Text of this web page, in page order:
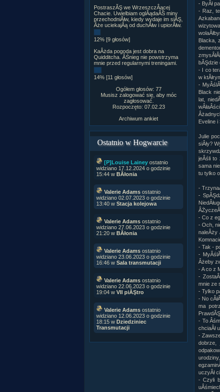
PostraszĂŞ we WrzeszczÂącej
Chacie. Uwielbiam oglÂądaĂŚ miny
przechodniĂłw, kiedy wydaje im siĂŞ,
Âże uciekajÂą od duchĂłw i upiorĂłw.
12% [9 głosów]
KaÂżda pogoda jest dobra na
Quidditcha. ÂŚnieg nie powstrzyma
mnie przed regularnymi treningami.
14% [11 głosów]
Ogółem głosów: 77
Musisz zalogować się, aby móc
zagłosować.
Rozpoczęto: 07.02.23
Archiwum ankiet
Ostatnio w Hogwarcie
[P]Louise Lainey ostatnio
widziano 17.12.2024 o godzinie
15:44 w BÂłonia
Valerie Adams ostatnio
widziano 02.07.2023 o godzinie
13:40 w Stacja kolejowa
Valerie Adams ostatnio
widziano 27.06.2023 o godzinie
21:20 w BÂłonia
Valerie Adams ostatnio
widziano 23.06.2023 o godzinie
16:46 w Sala transmutacji
Valerie Adams ostatnio
widziano 22.06.2023 o godzinie
19:04 w VII piĂŞtro
Valerie Adams ostatnio
widziano 12.06.2023 o godzinie
18:15 w Dziedziniec
Transmutacji
- ByÂł
- Raz,
Blacka,
bĂŞdzie
- I co
w
-
Black
lat,
Eveline i
Julie
siÂły?
jeÂśli to
sama
tu tylko
-
-
- Co z
- Och,
naleÂży
- Tak -
-
Âżeby
- A co z
-
mnie ze
- Tylko
- No
ma
- To
chciaÂł
-
dobrze,
uczyÂł
- Czyli